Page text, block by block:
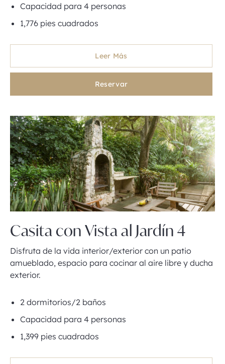
Capacidad para 4 personas
1,776 pies cuadrados
Leer Más
Reservar
Casita con Vista al Jardín 4
Disfruta de la vida interior/exterior con un patio
amueblado, espacio para cocinar al aire libre y ducha
exterior.
2 dormitorios/2 baños
Capacidad para 4 personas
1,399 pies cuadrados